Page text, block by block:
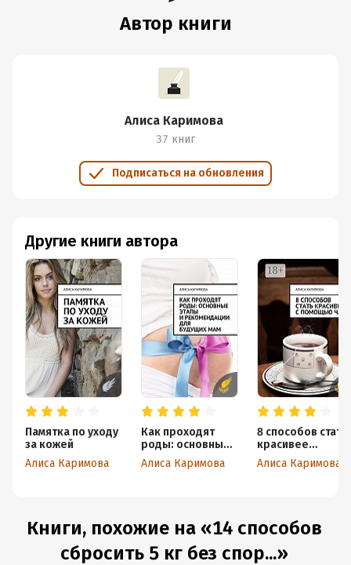
Автор книги
Алиса Каримова
37 книг
Подписаться на обновления
Другие книги автора
Памятка по уходу
за кожей
Алиса Каримова
Как проходят
роды: основные
этапы
и рекомендации
Алиса Каримова
8 способов стать
красивее
с помощью чая
Алиса Каримова
Книги, похожие на «14 способов
сбросить 5 кг без спор...»